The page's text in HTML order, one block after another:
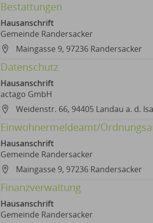
Bestattungen
Hausanschrift
Gemeinde Randersacker
Maingasse 9, 97236 Randersacker
Datenschutz
Hausanschrift
actago GmbH
Weidenstr. 66, 94405 Landau a. d.
Einwohnermeldeamt/
Hausanschrift
Gemeinde Randersacker
Maingasse 9, 97236 Randersacker
Finanzverwaltung
Hausanschrift
Gemeinde Randersacker